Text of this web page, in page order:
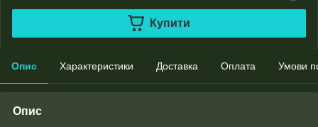
Купити
Опис Характеристики Доставка Оплата Умови
Опис